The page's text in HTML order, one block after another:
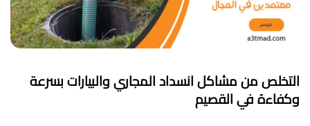
التخلص من مشاكل انسداد المجاري والبيارات بسرعة
وكفاءة في القصيم